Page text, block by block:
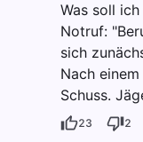
Was soll
Notruf:
sich
Nach
Schuss.
23 2